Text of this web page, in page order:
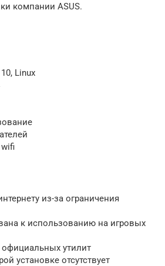
компании ASUS.
Linux
из-за ограничения
к использованию на игровых
официальных утилит
установке отсутствует